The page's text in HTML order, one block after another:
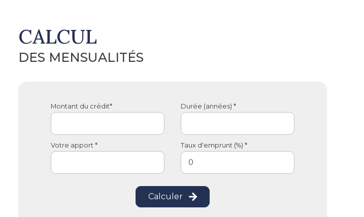
CALCUL
DES MENSUALITÉS
Montant du crédit* Durée (années) *
Votre apport * Taux d'emprunt (%) *
Calculer